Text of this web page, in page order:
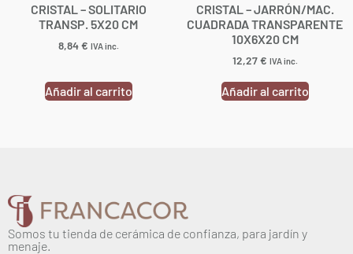
CRISTAL – SOLITARIO
TRANSP. 5X20 CM
8,84€ IVA inc.
Añadir al carrito
CRISTAL – JARRÓN/MAC.
CUADRADA TRANSPARENTE
10X6X20 CM
12,27€ IVA inc.
Añadir al carrito
Somos tu tienda de cerámica de confianza, para jardín y
menaje.